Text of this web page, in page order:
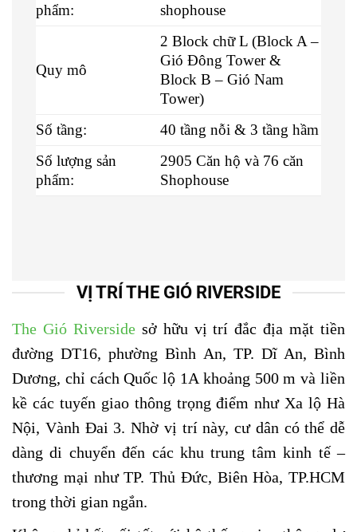
phẩm:
shophouse
Quy mô
2 Block chữ L (Block A –
Gió Đông Tower &
Block B – Gió Nam
Tower)
Số tầng:
40 tầng nỗi & 3 tầng hầm
Số lượng sản
phẩm:
2905 Căn hộ và 76 căn
Shophouse
VỊ TRÍ THE GIÓ RIVERSIDE
The Gió Riversidesở hữu vị trí đắc địa mặt tiền
đường DT16, phường Bình An, TP. Dĩ An, Bình
Dương, chỉ cách Quốc lộ 1A khoảng 500 m và liền
kề các tuyến giao thông trọng điểm như Xa lộ Hà
Nội, Vành Đai 3. Nhờ vị trí này, cư dân có thể dễ
dàng di chuyển đến các khu trung tâm kinh tế –
thương mại như TP. Thủ Đức, Biên Hòa, TP.HCM
trong thời gian ngắn.